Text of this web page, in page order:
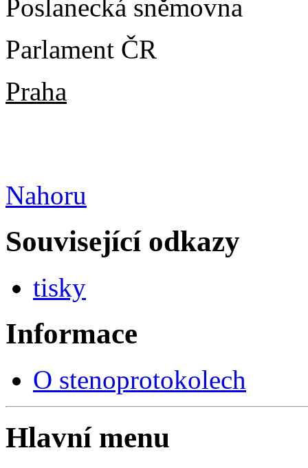
Poslanecká sněmovna
Parlament ČR
Praha
Nahoru
Související odkazy
tisky
Informace
O stenoprotokolech
Hlavní menu